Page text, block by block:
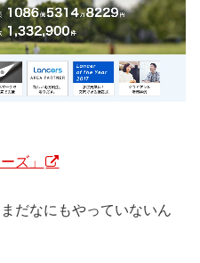
ズ」
だなにもやっていないん